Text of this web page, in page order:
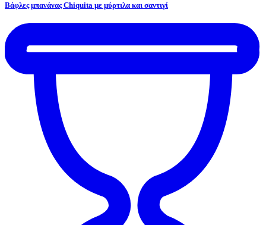
Βάφλες μπανάνας Chiquita με μύρτιλα και σαντιγί